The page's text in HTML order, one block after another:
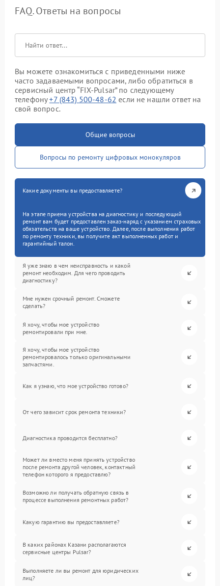
FAQ. Ответы на вопросы
Вы можете ознакомиться с приведенными ниже
часто задаваемыми вопросами, либо обратиться в
сервисный центр “FIX-Pulsar” по следующему
телефону+7 (843) 500-48-62 если не нашли ответ на
свой вопрос.
Общие вопросы
Вопросы по ремонту цифровых монокуляров
Какие документы вы предоставляете?
На этапе приема устройства на диагностику и последующий
ремонт вам будет предоставлен заказ-наряд с указанием страховых
обязательств на ваше устройство. Далее, после выполнения работ
по ремонту техники, вы получите акт выполненных работ и
гарантийный талон.
Я уже знаю в чем неисправность и какой
ремонт необходим. Для чего проводить
диагностику?
Мне нужен срочный ремонт. Сможете
сделать?
Я хочу, чтобы мое устройство
ремонтировали при мне.
Я хочу, чтобы мое устройство
ремонтировалось только оригинальными
запчастями.
Как я узнаю, что мое устройство готово?
От чего зависит срок ремонта техники?
Диагностика проводится бесплатно?
Может ли вместо меня принять устройство
после ремонта другой человек, контактный
телефон которого я предоставлю?
Возможно ли получать обратную связь в
процессе выполнения ремонтных работ?
Какую гарантию вы предоставляете?
В каких районах Казани располагаются
сервисные центры Pulsar?
Выполняете ли вы ремонт для юридических
лиц?